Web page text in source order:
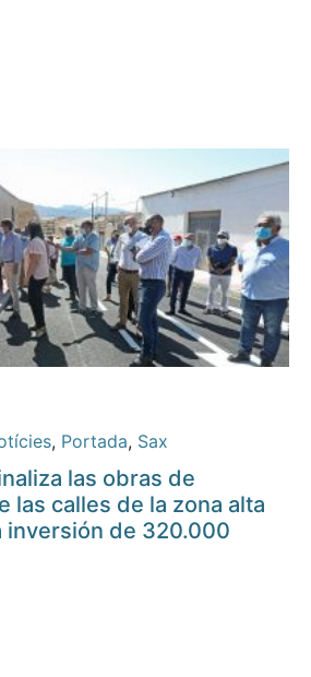
, Portada, Sax
las obras de
las calles de la zona alta
inversión de 320.000